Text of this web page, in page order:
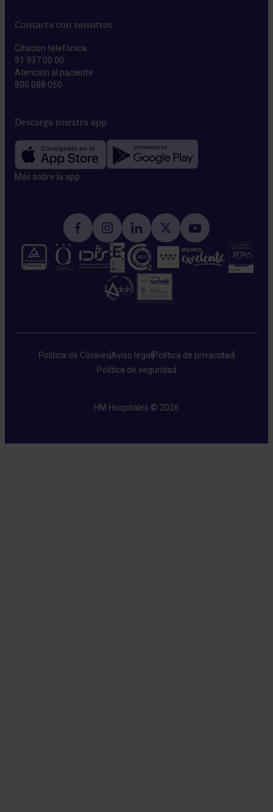
Contacta con nosotros
Citación telefónica
91 937 00 00
Atención al paciente
800 088 050
Descarga nuestra app
Más sobre la app​
Política de CookiesAviso legal Política de privacidad
Política de seguridad
HM Hospitales © 2026